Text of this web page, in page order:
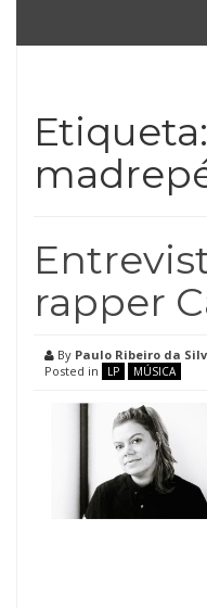
Etiqueta:
rapper
By Paulo Ribeiro da
Posted in
LP MÚSICA